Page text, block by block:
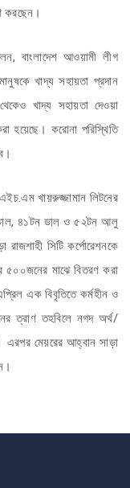
করছেন।
বাংলাদেশ আওয়ামী লীগ
খাদ্য সহায়তা প্রদান
খাদ্য সহায়তা দেওয়া
হয়েছে। করোনা পরিস্থিতি
খায়রুজ্জামান লিটনের
চাল, ৪১টন ডাল ও ৫২টন আলু
সিটি কর্পোরেশনকে
৫০০জনের মাঝে বিতরণ করা
এক বিবৃতিতে কর্মহীন ও
ত্রাণ তহবিলে নগদ অর্থ/
এরপর মেয়রের আহ্বান সাড়া